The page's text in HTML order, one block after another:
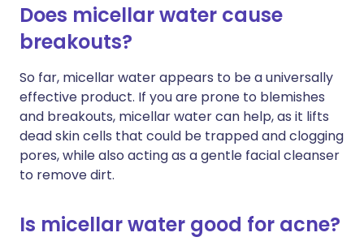
Does micellar water cause
breakouts?
So far, micellar water appears to be a universally
effective product. If you are prone to blemishes
and breakouts, micellar water can help, as it lifts
dead skin cells that could be trapped and clogging
pores, while also acting as a gentle facial cleanser
to remove dirt.
Is micellar water good for acne?